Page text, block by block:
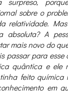
sobre o
relatividade.
absoluta? A
mais novo do
passar para esse
quântica e ele
feito química
em